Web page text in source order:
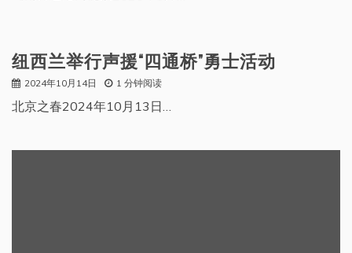
纽西兰举行声援“四通桥”勇士活动
2024年10月14日 1 分钟阅读
北京之春2024年10月13日…